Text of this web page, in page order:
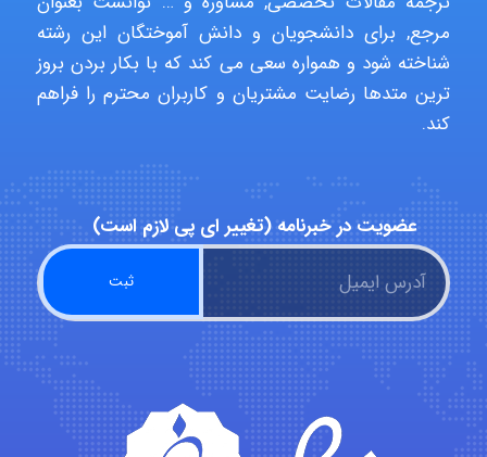
Alirez0990
Kati
emami
ehtesham
مرجع, برای دانشجویان و دانش آموختگان این رشته
شناخته شود و همواره سعی می کند که با بکار بردن بروز
ترین متدها رضایت مشتریان و کاربران محترم را فراهم
کند.
عضویت در خبرنامه (تغییر ای پی لازم است)